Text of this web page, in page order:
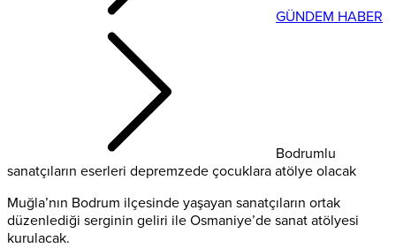
GÜNDEM HABER
Bodrumlu
sanatçıların eserleri depremzede çocuklara atölye olacak
Muğla’nın Bodrum ilçesinde yaşayan sanatçıların ortak
düzenlediği serginin geliri ile Osmaniye’de sanat atölyesi
kurulacak.